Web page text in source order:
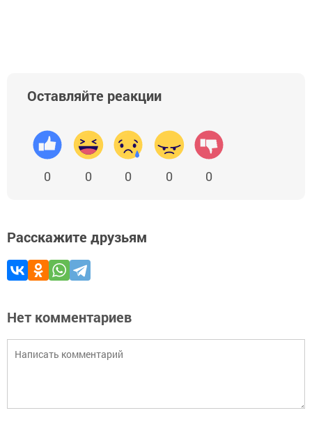
Оставляйте реакции
0 0 0 0 0
Расскажите друзьям
Нет комментариев